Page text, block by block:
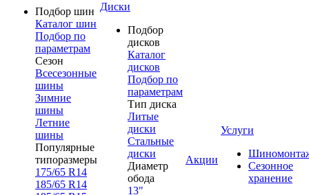
Подбор шин
Каталог шин
Подбор по
параметрам
Сезон
Всесезонные
шины
Зимние
шины
Летние
шины
Популярные
типоразмеры
175/65 R14
185/65 R14
Диски
Подбор
дисков
Каталог
дисков
Подбор по
параметрам
Тип диска
Литые
диски
Стальные
диски
Диаметр
обода
13"
Акции
Услуги
Сезонное
хранение